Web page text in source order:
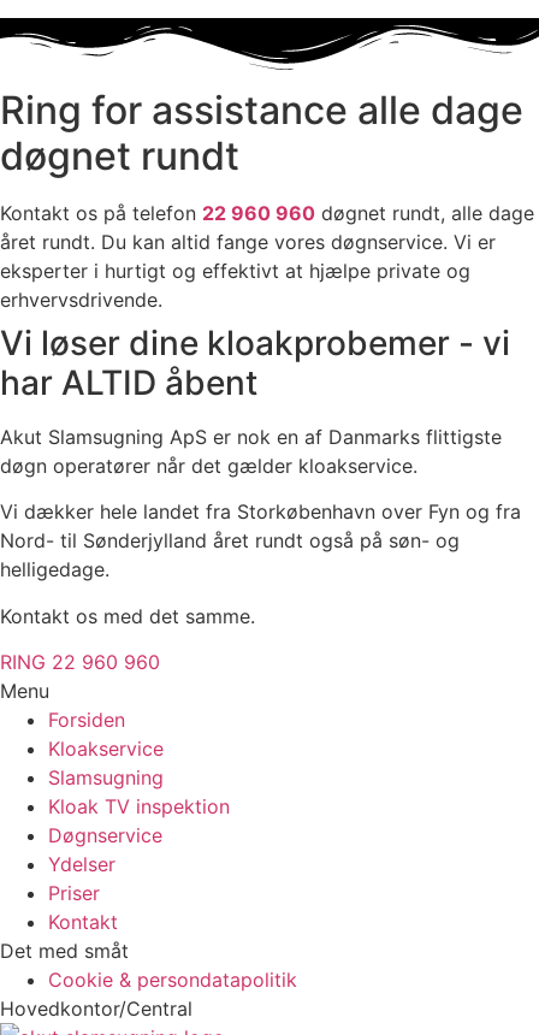
Ring for assistance alle dage
døgnet rundt
Kontakt os på telefon 22 960 960 døgnet rundt, alle dage
året rundt. Du kan altid fange vores døgnservice. Vi er
eksperter i hurtigt og effektivt at hjælpe private og
erhvervsdrivende.
Vi løser dine kloakprobemer - vi
har ALTID åbent
Akut Slamsugning ApS er nok en af Danmarks flittigste
døgn operatører når det gælder kloakservice.
Vi dækker hele landet fra Storkøbenhavn over Fyn og fra
Nord- til Sønderjylland året rundt også på søn- og
helligedage.
Kontakt os med det samme.
RING 22 960 960
Menu
Forsiden
Kloakservice
Slamsugning
Kloak TV inspektion
Døgnservice
Ydelser
Priser
Kontakt
Det med småt
Cookie & persondatapolitik
Hovedkontor/Central